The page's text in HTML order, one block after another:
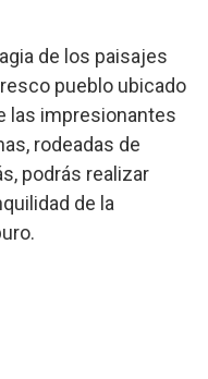
de los paisajes
pueblo ubicado
las impresionantes
rodeadas de
podrás realizar
de la